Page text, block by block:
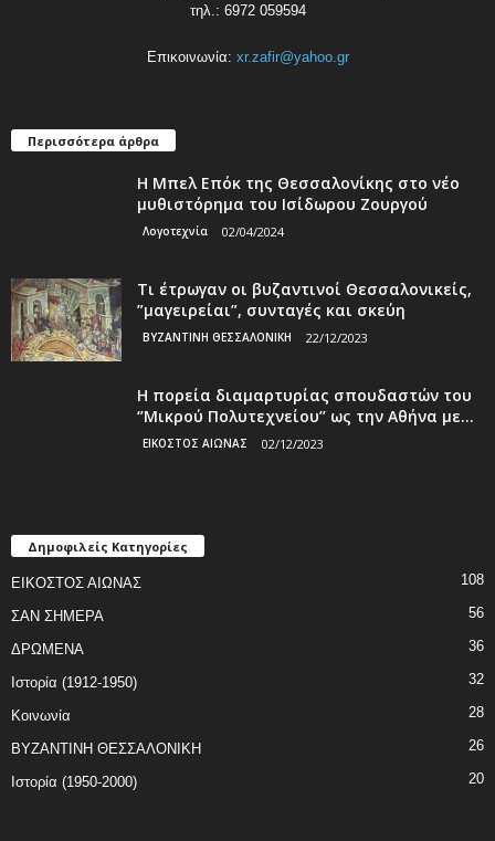
τηλ.: 6972 059594
Επικοινωνία: xr.zafir@yahoo.gr
Περισσότερα άρθρα
Η Μπελ Επόκ της Θεσσαλονίκης στο νέο
μυθιστόρημα του Ισίδωρου Ζουργού
Λογοτεχνία 02/04/2024
Τι έτρωγαν οι βυζαντινοί Θεσσαλονικείς,
”μαγειρείαι”, συνταγές και σκεύη
ΒΥΖΑΝΤΙΝΗ ΘΕΣΣΑΛΟΝΙΚΗ 22/12/2023
Η πορεία διαμαρτυρίας σπουδαστών του
‘’Μικρού Πολυτεχνείου’’ ως την Αθήνα με...
ΕΙΚΟΣΤΟΣ ΑΙΩΝΑΣ 02/12/2023
Δημοφιλείς Κατηγορίες
ΕΙΚΟΣΤΟΣ ΑΙΩΝΑΣ 108
ΣΑΝ ΣΗΜΕΡΑ 56
ΔΡΩΜΕΝΑ 36
Ιστορία (1912-1950) 32
Κοινωνία 28
ΒΥΖΑΝΤΙΝΗ ΘΕΣΣΑΛΟΝΙΚΗ 26
Ιστορία (1950-2000) 20